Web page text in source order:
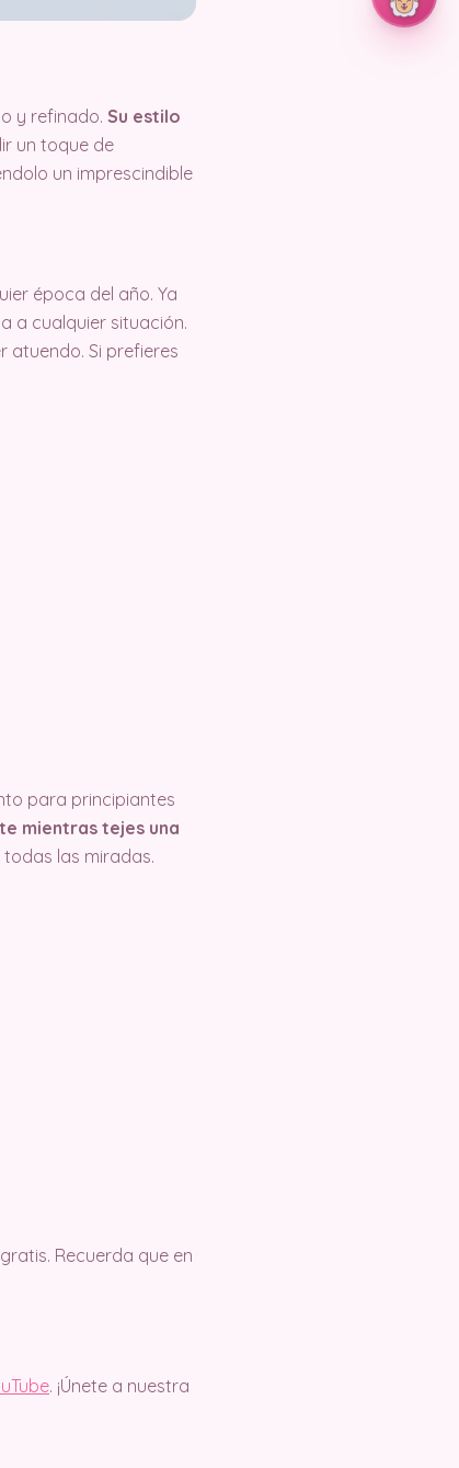
y refinado. Su estilo
un toque de
un imprescindible
época del año. Ya
a cualquier situación.
atuendo. Si prefieres
para principiantes
mientras tejes una
las miradas.
Recuerda que en
. ¡Únete a nuestra